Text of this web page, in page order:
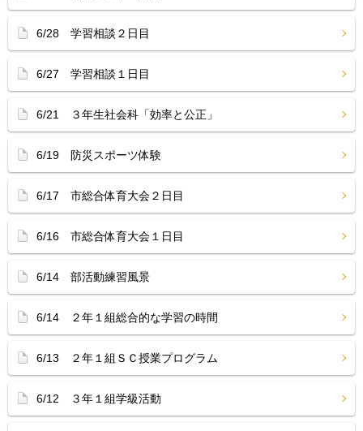
6/28 学習相談２日目
6/27 学習相談１日目
6/21 ３年生社会科「効率と公正」
6/19 防災スポーツ体験
6/17 市総合体育大会２日目
6/16 市総合体育大会１日目
6/14 部活動練習風景
6/14 ２年１組総合的な学習の時間
6/13 ２年１組ＳＣ授業プログラム
6/12 ３年１組学級活動